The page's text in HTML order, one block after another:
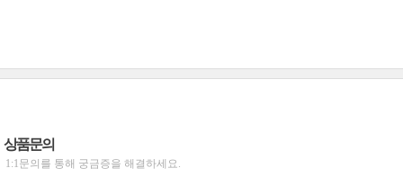
상품문의
1:1문의를 통해 궁금증을 해결하세요.